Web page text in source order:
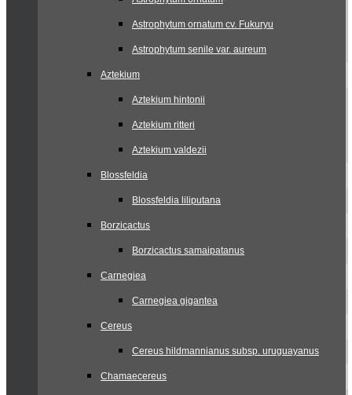
Astrophytum ornatum cv. Fukuryu
Astrophytum senile var. aureum
Aztekium
Aztekium hintonii
Aztekium ritteri
Aztekium valdezii
Blossfeldia
Blossfeldia liliputana
Borzicactus
Borzicactus samaipatanus
Carnegiea
Carnegiea gigantea
Cereus
Cereus hildmannianus subsp. uruguayanus
Chamaecereus